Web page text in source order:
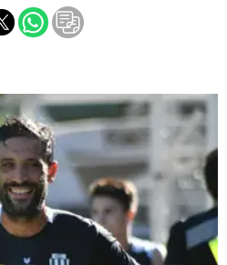
Aplausos
Cines
Espacio empresas
Sociedad
Tecnología
Turismo
Salud
Es viral